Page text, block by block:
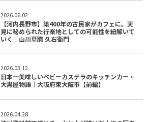
2026.06.02
【河内長野市】築400年の古民家がカフェに。天
見に秘められた行楽地としての可能性を紐解いて
いく｜山川草膳 久右衛門
2026.03.12
日本一美味しいベビーカステラのキッチンカー・
大黒屋物語｜大阪府東大阪市【前編】
2026.04.28